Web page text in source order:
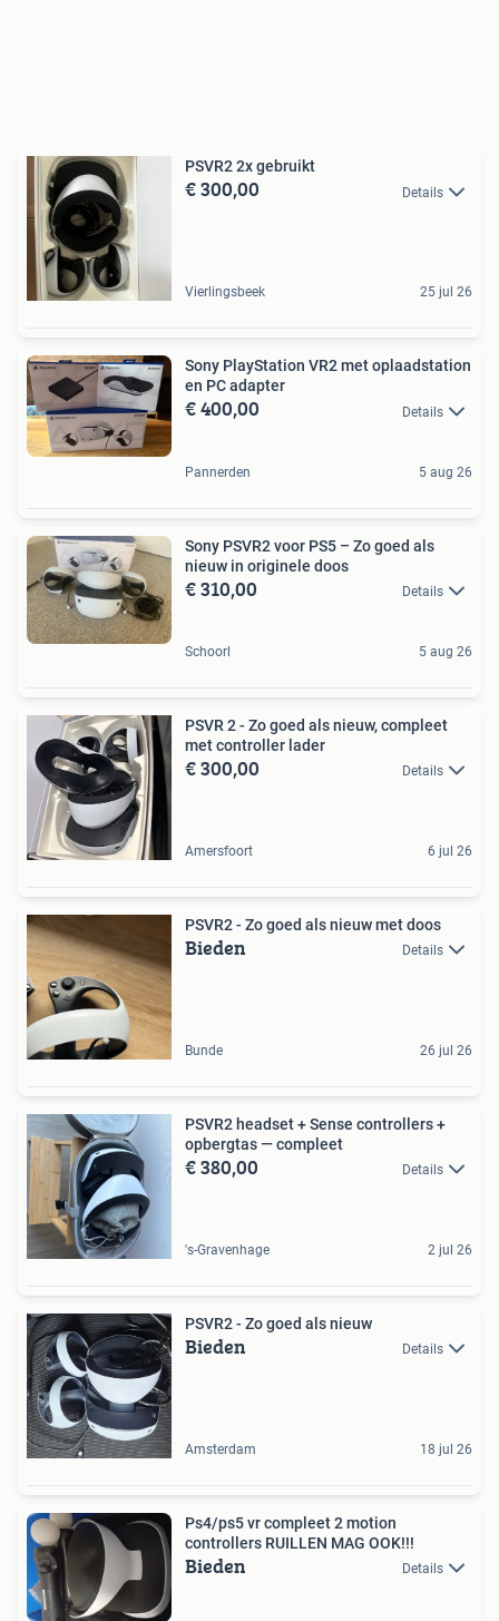
PSVR2 2x gebruikt
€ 300,00 Details
Vierlingsbeek 25 jul 26
Sony PlayStation VR2 met oplaadstation
en PC adapter
€ 400,00 Details
Pannerden 5 aug 26
Sony PSVR2 voor PS5 – Zo goed als
nieuw in originele doos
€ 310,00 Details
Schoorl 5 aug 26
PSVR 2 - Zo goed als nieuw, compleet
met controller lader
€ 300,00 Details
Amersfoort 6 jul 26
PSVR2 - Zo goed als nieuw met doos
Bieden Details
Bunde 26 jul 26
PSVR2 headset + Sense controllers +
opbergtas — compleet
€ 380,00 Details
's-Gravenhage 2 jul 26
PSVR2 - Zo goed als nieuw
Bieden Details
Amsterdam 18 jul 26
Ps4/ps5 vr compleet 2 motion
controllers RUILLEN MAG OOK!!!
Bieden Details